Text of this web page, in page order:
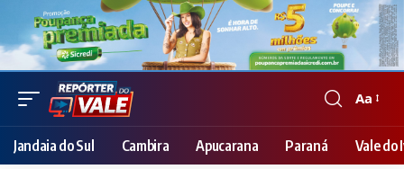
Font
Resizer
Aa
Jandaia do Sul Cambira Apucarana Paraná Vale do